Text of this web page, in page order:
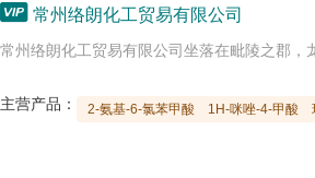
 常州络朗化工贸易有限公司
主营产品： 2-氨基-6-氯苯甲酸 1H-咪唑-4-甲酸